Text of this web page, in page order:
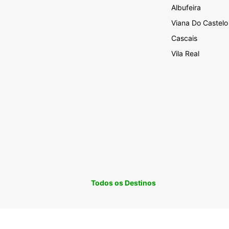
Albufeira
Viana Do Castelo
Cascais
Vila Real
Todos os Destinos